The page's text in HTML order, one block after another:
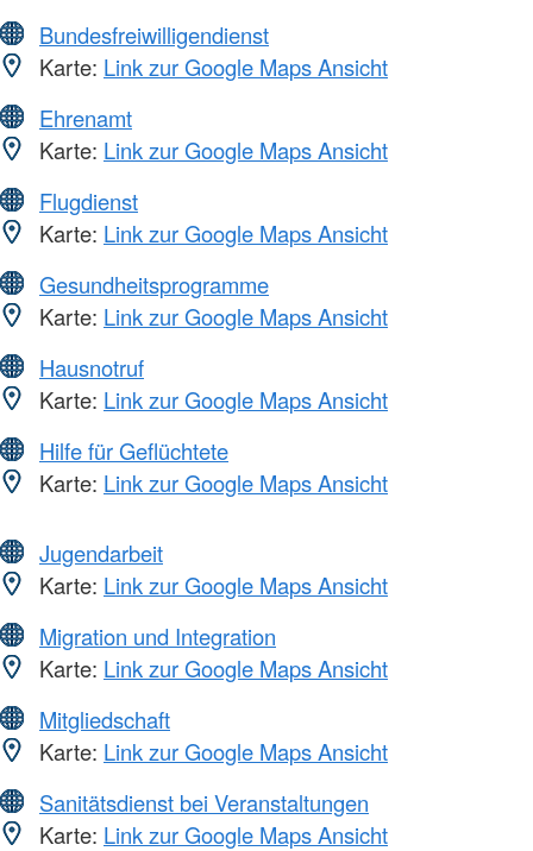
Bundesfreiwilligendienst
Karte: Link zur Google Maps Ansicht
Ehrenamt
Karte: Link zur Google Maps Ansicht
Flugdienst
Karte: Link zur Google Maps Ansicht
Gesundheitsprogramme
Karte: Link zur Google Maps Ansicht
Hausnotruf
Karte: Link zur Google Maps Ansicht
Hilfe für Geflüchtete
Karte: Link zur Google Maps Ansicht
Jugendarbeit
Karte: Link zur Google Maps Ansicht
Migration und Integration
Karte: Link zur Google Maps Ansicht
Mitgliedschaft
Karte: Link zur Google Maps Ansicht
Sanitätsdienst bei Veranstaltungen
Karte: Link zur Google Maps Ansicht